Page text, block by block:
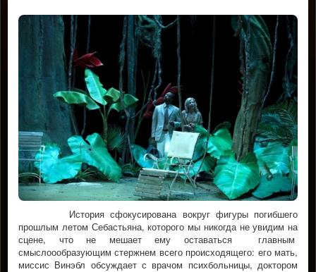
История сфокусирована вокруг фигуры погибшего
прошлым летом Себастьяна, которого мы никогда не увидим на
сцене, что не мешает ему оставаться главным
смыслоообразующим стержнем всего происходящего: его мать,
миссис Винэбл обсуждает с врачом психбольницы, доктором